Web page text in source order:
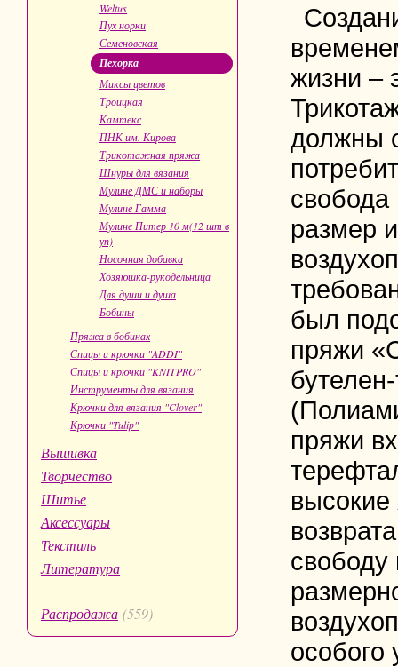
Weltus
Пух норки
Семеновская
Пехорка
Миксы цветов
Троицкая
Камтекс
ПНК им. Кирова
Трикотажная пряжа
Шнуры для вязания
Мулине ДМС и наборы
Мулине Гамма
Мулине Питер 10 м(12 шт в
уп)
Носочная добавка
Хозяюшка-рукодельница
Для души и душа
Бобины
Пряжа в бобинах
Спицы и крючки "ADDI"
Спицы и крючки "KNITPRO"
Инструменты для вязания
Крючки для вязания "Clover"
Крючки "Tulip"
Вышивка
Творчество
Шитье
Аксессуары
Текстиль
Литература
Распродажа (559)
жизни –
должны
размер
был
пряжи
пряжи
высокие
свободу
особого